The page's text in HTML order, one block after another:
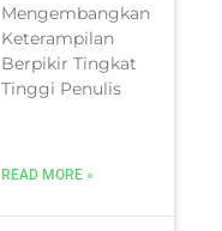
Mengembangkan
Keterampilan
Berpikir Tingkat
Tinggi Penulis
READ MORE »